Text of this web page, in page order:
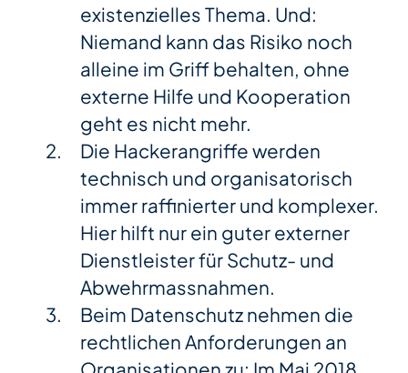
existenzielles Thema. Und:
Niemand kann das Risiko noch
alleine im Griff behalten, ohne
externe Hilfe und Kooperation
geht es nicht mehr.
Die Hackerangriffe werden
technisch und organisatorisch
immer raffinierter und komplexer.
Hier hilft nur ein guter externer
Dienstleister für Schutz- und
Abwehrmassnahmen.
Beim Datenschutz nehmen die
rechtlichen Anforderungen an